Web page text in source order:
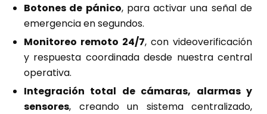
Botones de pánico, para activar una señal de
emergencia en segundos.
Monitoreo remoto 24/7, con videoverificación
y respuesta coordinada desde nuestra central
operativa.
Integración total de cámaras, alarmas y
sensores, creando un sistema centralizado,